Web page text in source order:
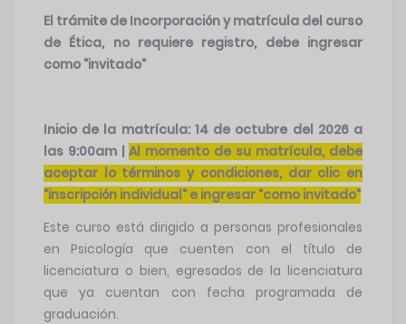
El trámite de Incorporación y matrícula del curso
de Ética, no requiere registro, debe ingresar
como "invitado"
Inicio de la matrícula: 14 de octubre del 2026 a
las 9:00am | Al momento de su matrícula, debe
aceptar lo términos y condiciones, dar clic en
"inscripción individual" e ingresar "como invitado"
Este curso está dirigido a personas profesionales
en Psicología que cuenten con el título de
licenciatura o bien, egresados de la licenciatura
que ya cuentan con fecha programada de
graduación.